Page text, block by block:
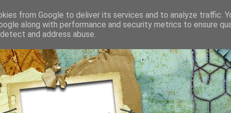
from Google to deliver its services and to analyze traffic.
along with performance and security metrics to ensure
and address abuse.